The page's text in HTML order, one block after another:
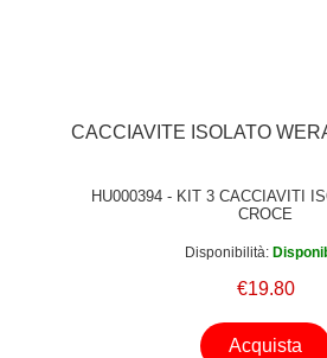
CACCIAVITE ISOLATO
HU000394 - KIT 3 CACCIAVITI
CROCE
Disponibilità:
€19.80
Acquista